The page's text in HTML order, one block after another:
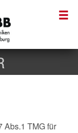
Abs.1 TMG für